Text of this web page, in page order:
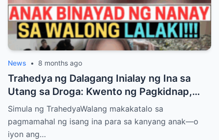
News • 8 months ago
Trahedya ng Dalagang Inialay ng Ina sa
Utang sa Droga: Kwento ng Pagkidnap,
Pananamantala, at Pagpatay kay Camille
Simula ng TrahedyaWalang makakatalo sa
pagmamahal ng isang ina para sa kanyang anak—o
iyon ang…